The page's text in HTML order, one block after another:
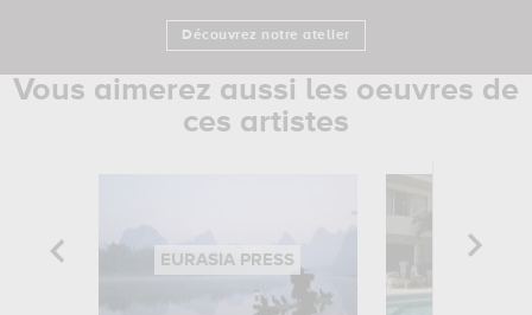
Découvrez notre atelier
Vous aimerez aussi les oeuvres de
ces artistes
EURASIA PRESS SLIM